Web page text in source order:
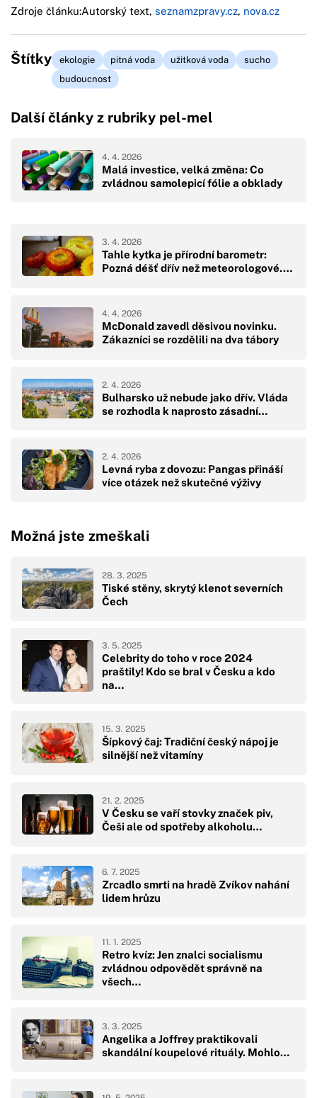
Zdroje článku:Autorský text, seznamzpravy.cz, nova.cz
Štítky ekologie pitná voda užitková voda
sucho
budoucnost
Další články z rubriky pel-mel
Malá investice, velká změna: Co
zvládnou samolepicí fólie a obklady
4. 4. 2026
Tahle kytka je přírodní barometr:
Pozná déšť dřív než meteorologové.…
3. 4. 2026
McDonald zavedl děsivou novinku.
Zákazníci se rozdělili na dva tábory
4. 4. 2026
Bulharsko už nebude jako dřív. Vláda
se rozhodla k naprosto zásadní…
2. 4. 2026
Levná ryba z dovozu: Pangas přináší
více otázek než skutečné výživy
2. 4. 2026
Možná jste zmeškali
Tiské stěny, skrytý klenot severních
Čech
28. 3. 2025
Celebrity do toho v roce 2024
praštily! Kdo se bral v Česku a kdo
na…
3. 5. 2025
Šípkový čaj: Tradiční český nápoj je
silnější než vitamíny
15. 3. 2025
V Česku se vaří stovky značek piv,
Češi ale od spotřeby alkoholu…
21. 2. 2025
Zrcadlo smrti na hradě Zvíkov nahání
lidem hrůzu
6. 7. 2025
Retro kvíz: Jen znalci socialismu
zvládnou odpovědět správně na
všech…
11. 1. 2025
Angelika a Joffrey praktikovali
skandální koupelové rituály. Mohlo…
3. 3. 2025